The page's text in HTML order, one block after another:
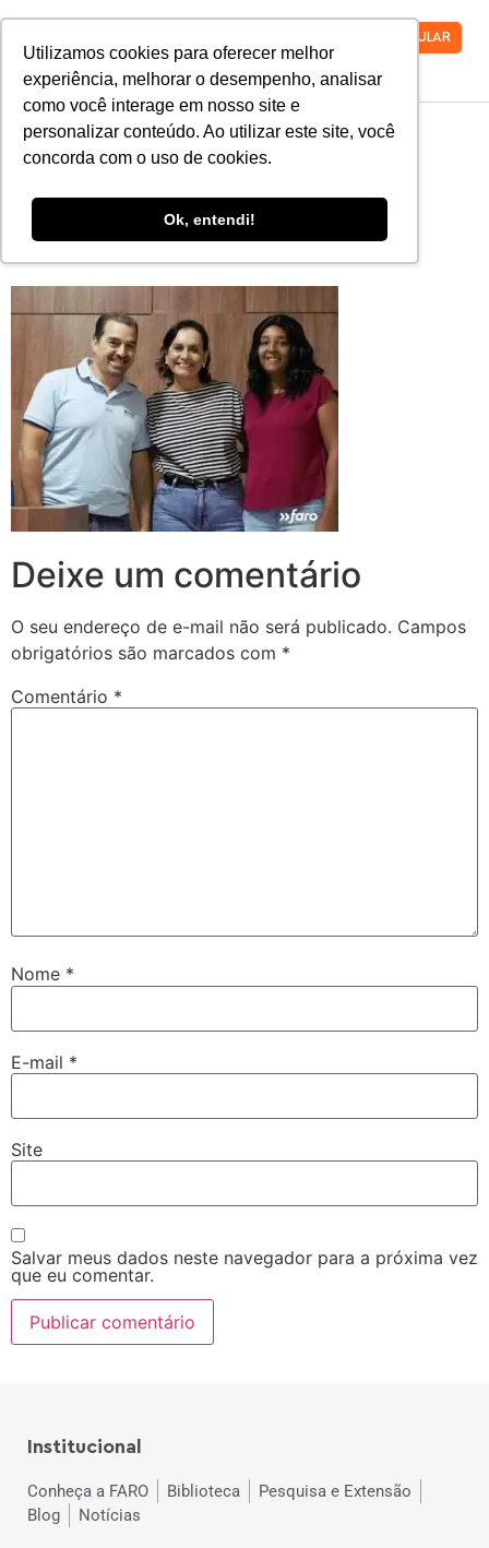
Utilizamos cookies para oferecer melhor
experiência, melhorar o desempenho, analisar
como você interage em nosso site e
personalizar conteúdo. Ao utilizar este site, você
concorda com o uso de cookies.
Ok, entendi!
VESTIBULAR
WhatsApp-Image-
2022-04-14-at-
17.27.48
Deixe um comentário
O seu endereço de e-mail não será publicado. Campos
obrigatórios são marcados com *
Comentário *
Nome *
E-mail *
Site
Salvar meus dados neste navegador para a próxima vez
que eu comentar.
Institucional
Conheça a FARO Biblioteca
Pesquisa e Extensão
Blog
Notícias